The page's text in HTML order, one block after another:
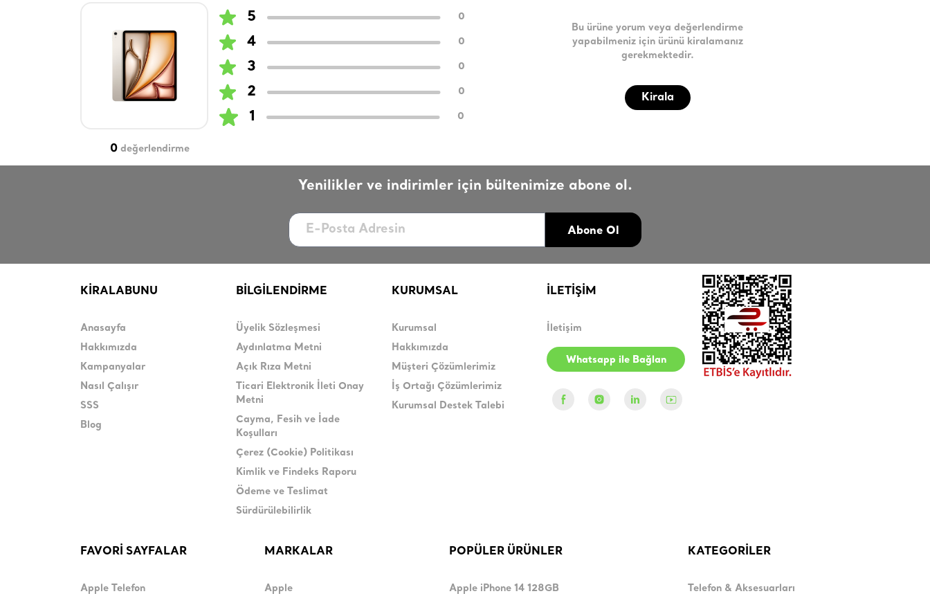
0 değerlendirme
5 0
4 0
3 0
2 0
1 0
Bu ürüne yorum veya değerlendirme
yapabilmeniz için ürünü kiralamanız
gerekmektedir.
Kirala
Yenilikler ve indirimler için bültenimize abone ol.
Abone Ol
KİRALABUNU
Anasayfa
Hakkımızda
Kampanyalar
Nasıl Çalışır
SSS
Blog
BİLGİLENDİRME
Üyelik Sözleşmesi
Aydınlatma Metni
Açık Rıza Metni
Ticari Elektronik İleti Onay
Metni
Cayma, Fesih ve İade
Koşulları
Çerez (Cookie) Politikası
Kimlik ve Findeks Raporu
Ödeme ve Teslimat
Sürdürülebilirlik
KURUMSAL
Kurumsal
Hakkımızda
Müşteri Çözümlerimiz
İş Ortağı Çözümlerimiz
Kurumsal Destek Talebi
İLETİŞİM
İletişim
Whatsapp ile Bağlan
FAVORİ SAYFALAR
Apple Telefon
MARKALAR
Apple
POPÜLER ÜRÜNLER
Apple iPhone 14 128GB
KATEGORİLER
Telefon & Aksesuarları